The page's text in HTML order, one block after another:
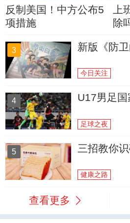
反制美国！中方公布5
项措施
上
除
3 新版《防
今日关注
4 U17男足
足球之夜
5 三招教你
健康之路
查看更多